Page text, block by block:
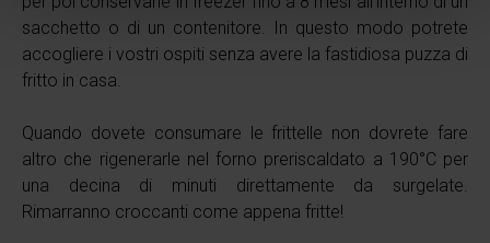
attivamente alla ricerca di caratteristiche specifiche
(impronte digitali).
Approfondisci come vengono elaborati i tuoi dati personali
e imposta le tue preferenze nella
dalla Dichiarazione sui cookie.
Utilizziamo i cookie per personalizzare i contenuti e gli
annunci, fornire le funzioni dei social media e analizzare il
sacchetto o di un contenitore. In questo modo potrete
accogliere i vostri ospiti senza avere la fastidiosa puzza di
fritto in casa.
Quando dovete consumare le frittelle non dovrete fare
altro che rigenerarle nel forno preriscaldato a 190°C per
una decina di minuti direttamente da surgelate.
Rimarranno croccanti come appena fritte!